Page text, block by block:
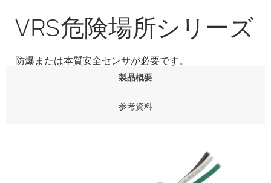
VRS危険場所シリーズ
防爆または本質安全センサが必要です。
製品概要
参考資料